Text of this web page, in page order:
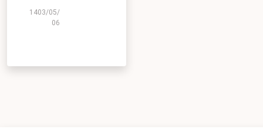
1403/05/
06